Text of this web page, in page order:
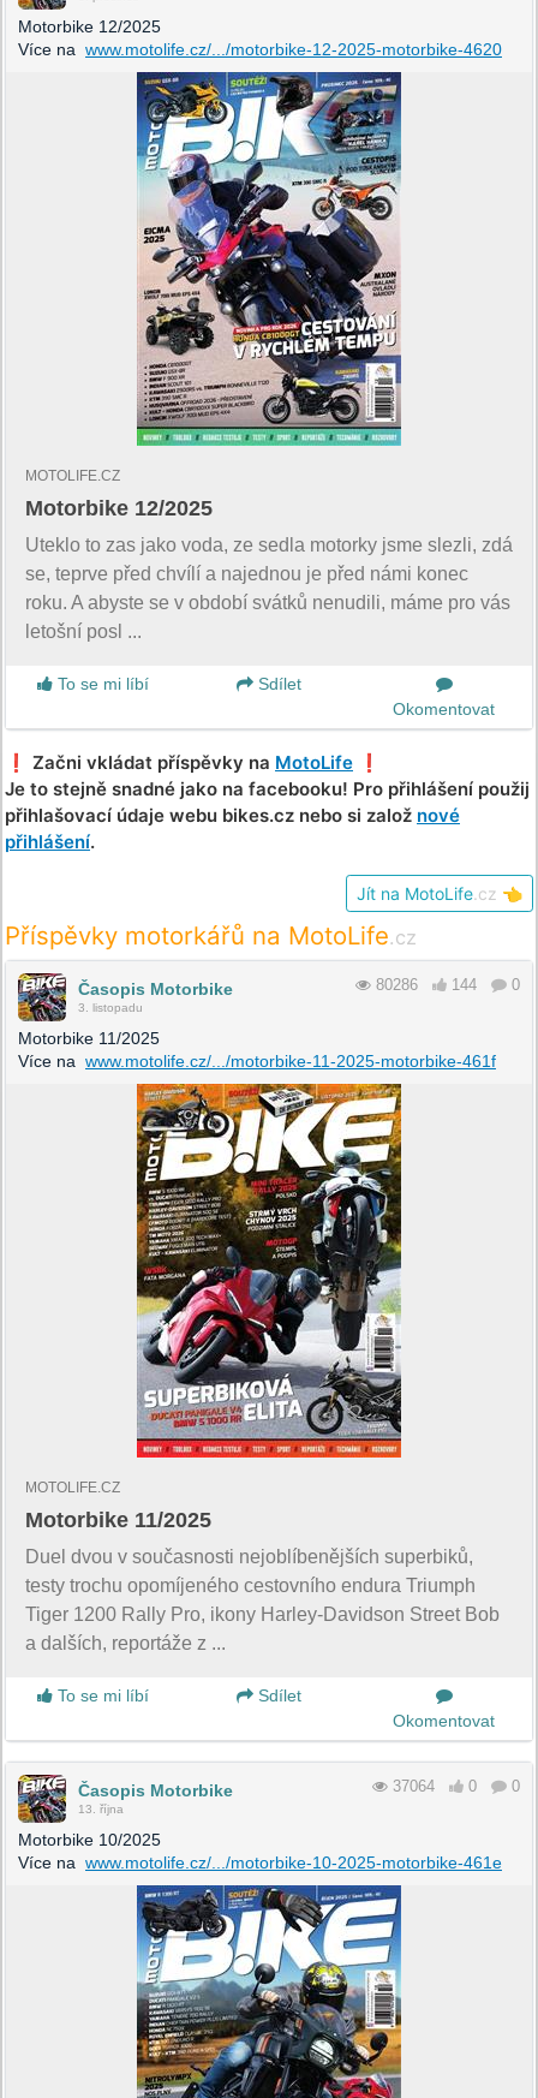
Motorbike 12/2025
Více na www.motolife.cz/.../motorbike-12-2025-motorbike-4620
MOTOLIFE.CZ
Motorbike 12/2025
Uteklo to zas jako voda, ze sedla motorky jsme slezli, zdá
se, teprve před chvílí a najednou je před námi konec
roku. A abyste se v období svátků nenudili, máme pro vás
letošní posl ...
To se mi líbí
Sdílet
Okomentovat
❗️ Začni vkládat příspěvky na MotoLife ❗️
Je to stejně snadné jako na facebooku! Pro přihlášení použij
přihlašovací údaje webu bikes.cz nebo si založ nové
přihlášení.
Jít na MotoLife .cz 👈
Příspěvky motorkářů na MotoLife.cz
Časopis Motorbike
3. listopadu
80286 144 0
Motorbike 11/2025
Více na www.motolife.cz/.../motorbike-11-2025-motorbike-461f
MOTOLIFE.CZ
Motorbike 11/2025
Duel dvou v současnosti nejoblíbenějších superbiků,
testy trochu opomíjeného cestovního endura Triumph
Tiger 1200 Rally Pro, ikony Harley-Davidson Street Bob
a dalších, reportáže z ...
To se mi líbí
Sdílet
Okomentovat
Časopis Motorbike
13. října
37064 0 0
Motorbike 10/2025
Více na www.motolife.cz/.../motorbike-10-2025-motorbike-461e